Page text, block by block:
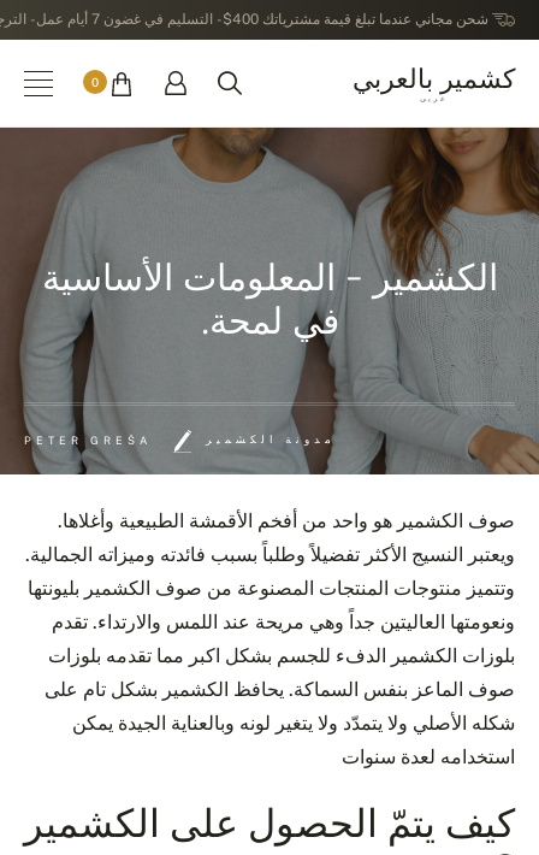
شحن مجاني عندما تبلغ قيمة مشترياتك 400$ - التسليم في غضون 7 أيام عمل - الترجيع في خلال 14 يوماً بعد الاستلام
كشمير بالعربي
عربى
0
الكشمير - المعلومات الأساسية
في لمحة.
مدونة الكشمير
صوف الكشمير هو واحد من أفخم الأقمشة الطبيعية وأغلاها.
ويعتبر النسيج الأكثر تفضيلاً وطلباً بسبب فائدته وميزاته الجمالية.
وتتميز منتوجات المنتجات المصنوعة من صوف الكشمير بليونتها
ونعومتها العاليتين جداً وهي مريحة عند اللمس والارتداء. تقدم
بلوزات الكشمير الدفء للجسم بشكل اكبر مما تقدمه بلوزات
صوف الماعز بنفس السماكة. يحافظ الكشمير بشكل تام على
شكله الأصلي ولا يتمدّد ولا يتغير لونه وبالعناية الجيدة يمكن
استخدامه لعدة سنوات
كيف يتمّ الحصول على الكشمير